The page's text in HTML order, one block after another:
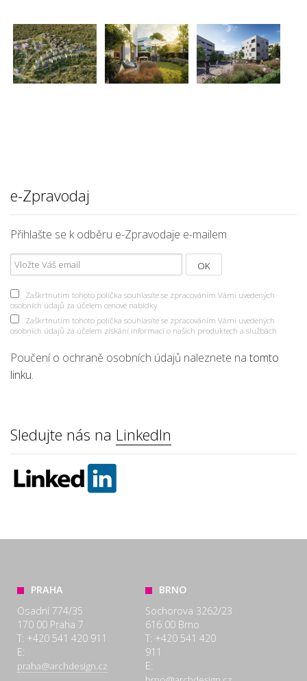
e-Zpravodaj
Přihlašte se k odběru e-Zpravodaje e-mailem
Zaškrtnutím tohoto políčka souhlasíte se zpracováním Vámi uvedených
osobních údajů za účelem cenové nabídky
Zaškrtnutím tohoto políčka souhlasíte se zpracováním Vámi uvedených
osobních údajů za účelem získání informací o našich produktech a službách
Poučení o ochraně osobních údajů naleznete na tomto
linku.
Sledujte nás na LinkedIn
PRAHA
Osadní 774/35
170 00 Praha 7
T: +420 541 420 911
E:
praha@archdesign.cz
BRNO
Sochorova 3262/23
616 00 Brno
T: +420 541 420
911
E: